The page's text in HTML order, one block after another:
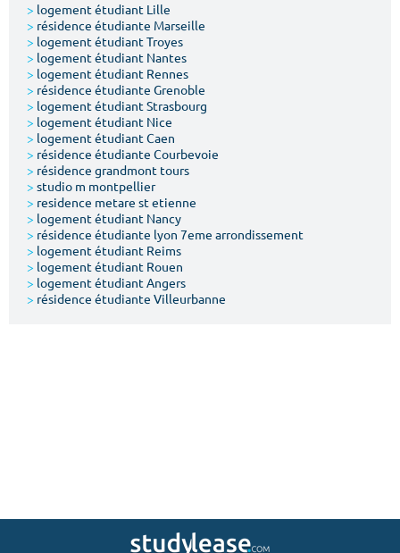
Votre date d'entrée
Chercher
> logement étudiant Lille
> résidence étudiante Marseille
> logement étudiant Troyes
> logement étudiant Nantes
> logement étudiant Rennes
> résidence étudiante Grenoble
> logement étudiant Strasbourg
> logement étudiant Nice
> logement étudiant Caen
> résidence étudiante Courbevoie
> résidence grandmont tours
> studio m montpellier
> residence metare st etienne
> logement étudiant Nancy
> résidence étudiante lyon 7eme arrondissement
> logement étudiant Reims
> logement étudiant Rouen
> logement étudiant Angers
> résidence étudiante Villeurbanne